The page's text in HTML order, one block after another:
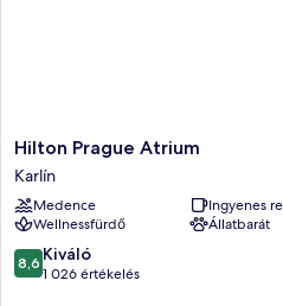
Hilton
Prague
Atrium
Karlín
Hilton Prague Atrium
Karlín
Medence
Ingyenes
Wellnessfürdő
Állatbarát
8.6
ennyiből:
8,6 Kiváló
1 026 értékelés